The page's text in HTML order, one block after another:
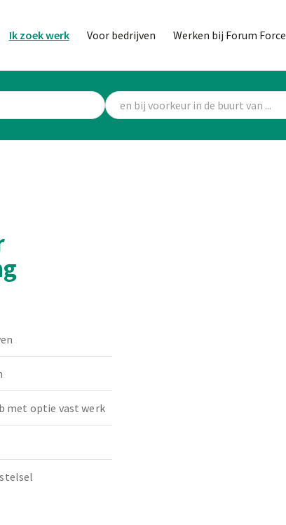
Ik zoek werk Voor bedrijven Werken bij Forum Force
met optie vast werk